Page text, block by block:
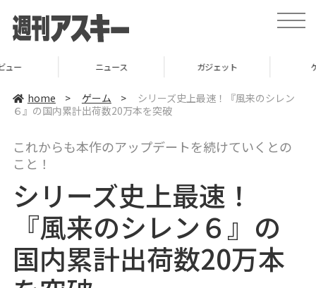
t
o
v
t
home > ゲーム >
シリーズ史上最速！『風来のシレン
６』の国内累計出荷数20万本を突破
これからも本作のアップデートを続けていくとの
こと！
シリーズ史上最速！
『風来のシレン６』の
国内累計出荷数20万本